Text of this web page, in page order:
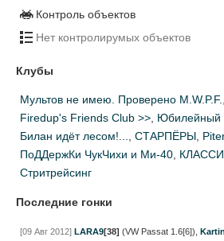
Контроль объектов
Нет контролирумых объектов
Клубы
Мультов не имею. Проверено M.W.P.F.,
Firedup's Friends Club >>, Юбилейный
Билан идёт лесом!..., СТАРПЁРЫ,
ПоДДержКи ЧукЧихи и Ми-40,
Стритрейсинг
Последние гонки
[09 Авг 2012] LARA9[38] (VW Passat 1.6[6]),